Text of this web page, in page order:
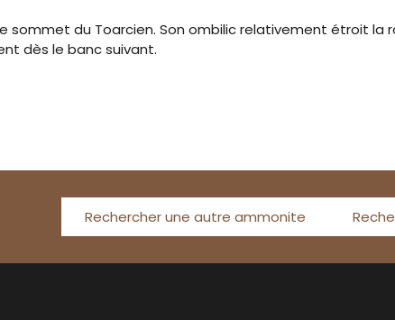
sommet du Toarcien. Son ombilic relativement étroit la
dès le banc suivant.
Rechercher une autre ammonite